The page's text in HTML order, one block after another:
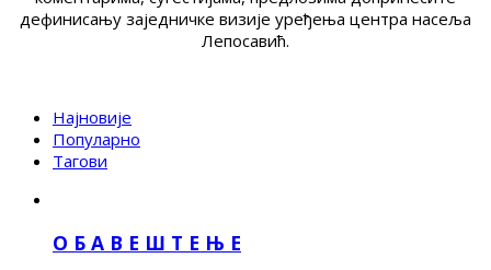
дефинисању заједничке визије уређења центра насеља
Лепосавић.
Најновије
Популарно
Тагови
О Б А В Е Ш Т Е Њ Е